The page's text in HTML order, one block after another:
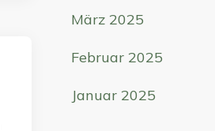
März 2025
Februar 2025
Januar 2025